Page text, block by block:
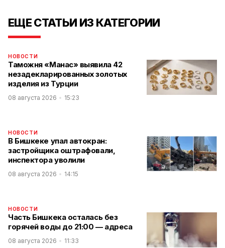
ЕЩЕ СТАТЬИ ИЗ КАТЕГОРИИ
НОВОСТИ
Таможня «Манас» выявила 42
незадекларированных золотых
изделия из Турции
08 августа 2026 15:23
НОВОСТИ
В Бишкеке упал автокран:
застройщика оштрафовали,
инспектора уволили
08 августа 2026 14:15
НОВОСТИ
Часть Бишкека осталась без
горячей воды до 21:00 — адреса
08 августа 2026 11:33